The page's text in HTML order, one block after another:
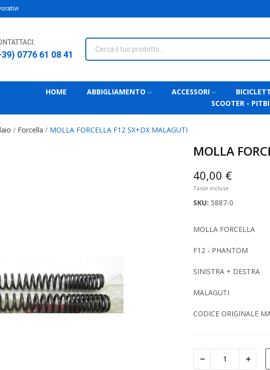
0776 61 08 41
HOME ABBIGLIAMENTO ACCESSORI
SCOOTER -
Forcella MOLLA FORCELLA F12 SX+DX MALAGUTI
MOLLA
40,00 €
Tasse incluse
SKU: 5887-0
MOLLA FORCELLA
F12 - PHANTOM
SINISTRA + DESTRA
MALAGUTI
CODICE ORIGINALE